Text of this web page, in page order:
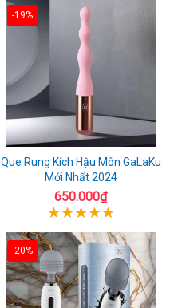
-19%
Que Rung Kích Hậu Môn GaLaKu
Mới Nhất 2024
650.000₫
-20%